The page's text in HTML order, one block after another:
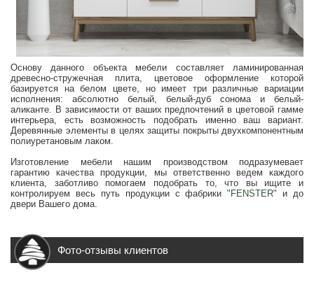
Основу данного объекта мебели составляет ламинированная
древесно-стружечная плита, цветовое оформление которой
базируется на белом цвете, но имеет три различные вариации
исполнения: абсолютно белый, белый-дуб сонома и белый-
аликанте. В зависимости от ваших предпочтений в цветовой гамме
интерьера, есть возможность подобрать именно ваш вариант.
Деревянные элементы в целях защиты покрыты двухкомпонентным
полиуретановым лаком.
Изготовление мебели нашим производством подразумевает
гарантию качества продукции, мы ответственно ведем каждого
клиента, заботливо помогаем подобрать то, что вы ищите и
контролируем весь путь продукции с фабрики"FENSTER" и до
двери Вашего дома.
Фото-отзывы клиентов